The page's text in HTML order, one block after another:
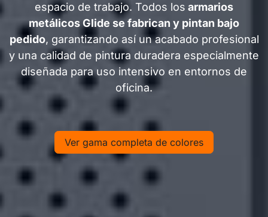
espacio de trabajo. Todos los armarios
metálicos Glide se fabrican y pintan bajo
pedido, garantizando así un acabado profesional
y una calidad de pintura duradera especialmente
diseñada para uso intensivo en entornos de
oficina.
Ver gama completa de colores